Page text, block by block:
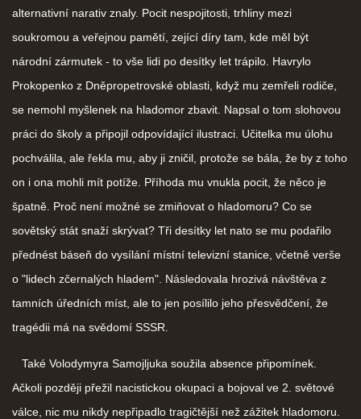
alternativní narativ znaly. Pocit nespojitosti, trhliny mezi
soukromou a veřejnou pamětí, zející díry tam, kde měl být
národní zármutek - to vše lidi po desítky let trápilo. Havrylo
Prokopenko z Dněpropetrovské oblasti, když mu zemřeli rodiče,
se nemohl myšlenek na hladomor zbavit. Napsal o tom slohovou
práci do školy a připojil odpovídající ilustraci. Učitelka mu úlohu
pochválila, ale řekla mu, aby ji zničil, protože se bála, že by z toho
on i ona mohli mít potíže. Příhoda mu vnukla pocit, že něco je
špatně. Proč není možné se zmiňovat o hladomoru? Co se
sovětský stát snaží skrývat? Tři desítky let nato se mu podařilo
přednést báseň do vysílání místní televizní stanice, včetně verše
o "lidech zčernalých hladem". Následovala hrozivá návštěva z
tamních úředních míst, ale to jen posílilo jeho přesvědčení, že
tragédii má na svědomí SSSR.
Také Volodymyra Samojljuka soužila absence připomínek.
Ačkoli později přežil nacistickou okupaci a bojoval ve 2. světové
válce, nic mu nikdy nepřipadlo tragičtější než zážitek hladomoru.